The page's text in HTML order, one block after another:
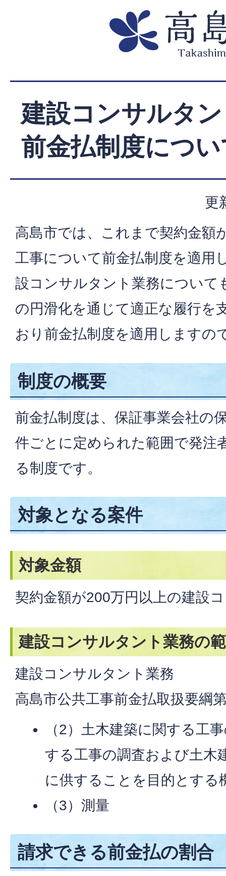
建設コンサルタ
前金払制度につ
更
高島市では、これまで契約金額
工事について前金払制度を適用
設コンサルタント業務について
の円滑化を通じて適正な履行を
おり前金払制度を適用しますの
制度の概要
前金払制度は、保証事業会社の
件ごとに定められた範囲で発注
る制度です。
対象となる案件
対象金額
契約金額が200万円以上の建設
建設コンサルタント業務の
建設コンサルタント業務
高島市公共工事前金払取扱要綱
（2）土木建築に関する工
する工事の調査および土木
に供することを目的とする
（3）測量
請求できる前金払の割合